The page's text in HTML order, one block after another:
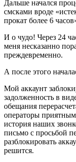
Дальше начался
смсками вроде
прокат более 6
И о чудо! Через 24
меня несказанно
преждевременно.
А после этого
Мой аккаунт
задолженность в
обещания
операторы приятным
история наших
письмо с просьбой
разблокировать
решится.